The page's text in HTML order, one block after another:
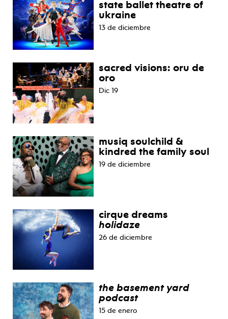
state ballet theatre of
ukraine
13 de diciembre
sacred visions: oru de
oro
Dic 19
musiq soulchild &
kindred the family soul
19 de diciembre
cirque dreams
holidaze
26 de diciembre
the basement yard
podcast
15 de enero